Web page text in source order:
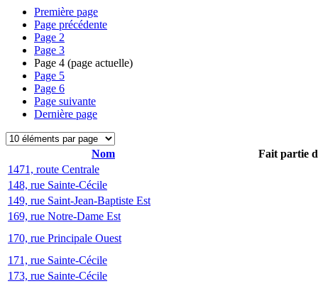
Première page
Page précédente
Page 2
Page 3
Page 4 (page actuelle)
Page 5
Page 6
Page suivante
Dernière page
Nom
Fait partie
1471, route Centrale
148, rue Sainte-Cécile
149, rue Saint-Jean-Baptiste Est
169, rue Notre-Dame Est
170, rue Principale Ouest
171, rue Sainte-Cécile
173, rue Sainte-Cécile